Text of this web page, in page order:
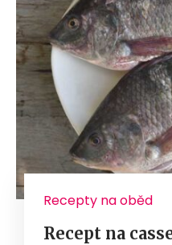
Recepty na oběd
Recept na